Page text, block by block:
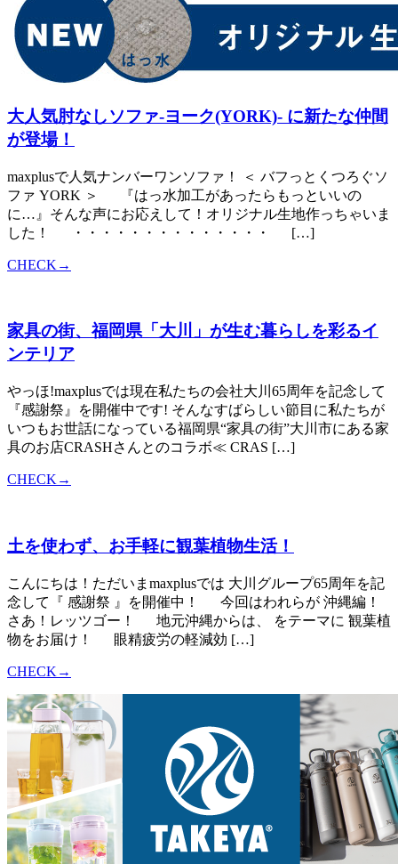
大人気肘なしソファ-ヨーク(YORK)- に新たな仲間
が登場！
maxplusで人気ナンバーワンソファ！ ＜ バフっとくつろぐソ
ファ YORK ＞ 『はっ水加工があったらもっといいの
に…』そんな声にお応えして！オリジナル生地作っちゃいま
した！ ・・・・・・・・・・・・・・ […]
CHECK→
家具の街、福岡県「大川」が生む暮らしを彩るイ
ンテリア
やっほ!maxplusでは現在私たちの会社大川65周年を記念して
『感謝祭』を開催中です! そんなすばらしい節目に私たちが
いつもお世話になっている福岡県“家具の街”大川市にある家
具のお店CRASHさんとのコラボ≪ CRAS […]
CHECK→
土を使わず、お手軽に観葉植物生活！
こんにちは！ただいまmaxplusでは 大川グループ65周年を記
念して『 感謝祭 』を開催中！ 今回はわれらが 沖縄編！
さあ！レッツゴー！ 地元沖縄からは、 をテーマに 観葉植
物をお届け！ 眼精疲労の軽減効 […]
CHECK→